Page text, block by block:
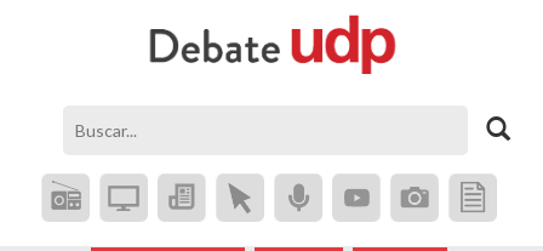
Coronavirus Crisis Social Democracia